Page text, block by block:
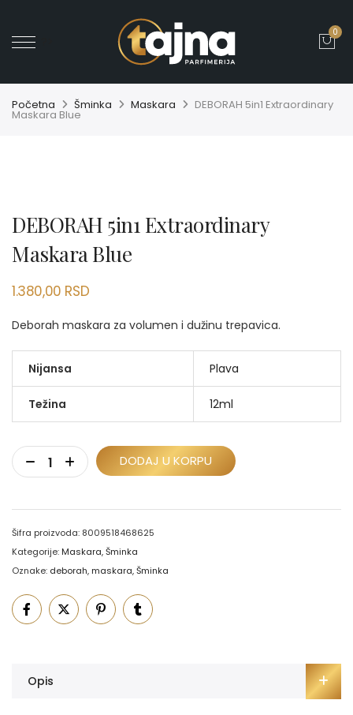
0
Početna Šminka Maskara DEBORAH 5in1 Extraordinary
Maskara Blue
DEBORAH 5in1 Extraordinary
Maskara Blue
1.380,00 RSD
Deborah maskara za volumen i dužinu trepavica.
Nijansa Plava
Težina 12ml
DODAJ U KORPU
Šifra proizvoda: 8009518468625
Kategorije: Maskara,Šminka
Oznake: deborah, maskara,Šminka
Opis